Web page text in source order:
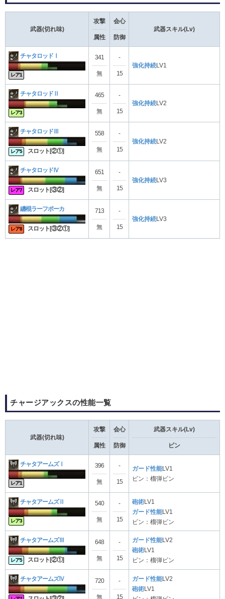
武器(切れ味)
攻撃
属性
会心
防御
武器スキル(Lv)
チャタロッドⅠ
レア1
341
無
-
15
強化持続 LV1
チャタロッドⅡ
レア3
465
無
-
15
強化持続 LV2
チャタロッドⅢ
レア5 スロット[②①]
558
無
-
15
強化持続 LV2
チャタロッドⅣ
レア7 スロット[③②]
651
無
-
15
強化持続 LV3
纏棍ラーフポーカ
レア8 スロット[③②①]
713
無
-
15
強化持続 LV3
チャージアックスの性能一覧
武器(切れ味)
攻撃
属性
会心
防御
武器スキル(Lv)
ビン
チャタアームズⅠ
レア1
396
無
-
15
ガード性能 LV1
ビン：榴弾ビン
チャタアームズⅡ
レア3
540
無
-
15
砲術 LV1
ガード性能 LV1
ビン：榴弾ビン
チャタアームズⅢ
レア5 スロット[②①]
648
無
-
15
ガード性能 LV2
砲術 LV1
ビン：榴弾ビン
チャタアームズⅣ 720
無
-
15
ガード性能 LV2
砲術 LV1